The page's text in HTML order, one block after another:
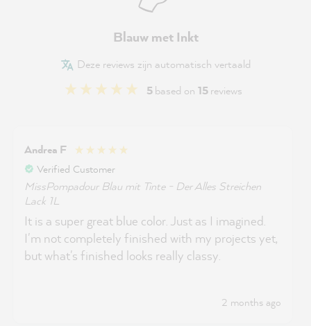
Blauw met Inkt
Deze reviews zijn automatisch vertaald
5based on 15reviews
Andrea F
Verified Customer
MissPompadour Blau mit Tinte - Der Alles Streichen
Lack 1L
It is a super great blue color. Just as I imagined.
I'm not completely finished with my projects yet,
but what's finished looks really classy.
2 months ago